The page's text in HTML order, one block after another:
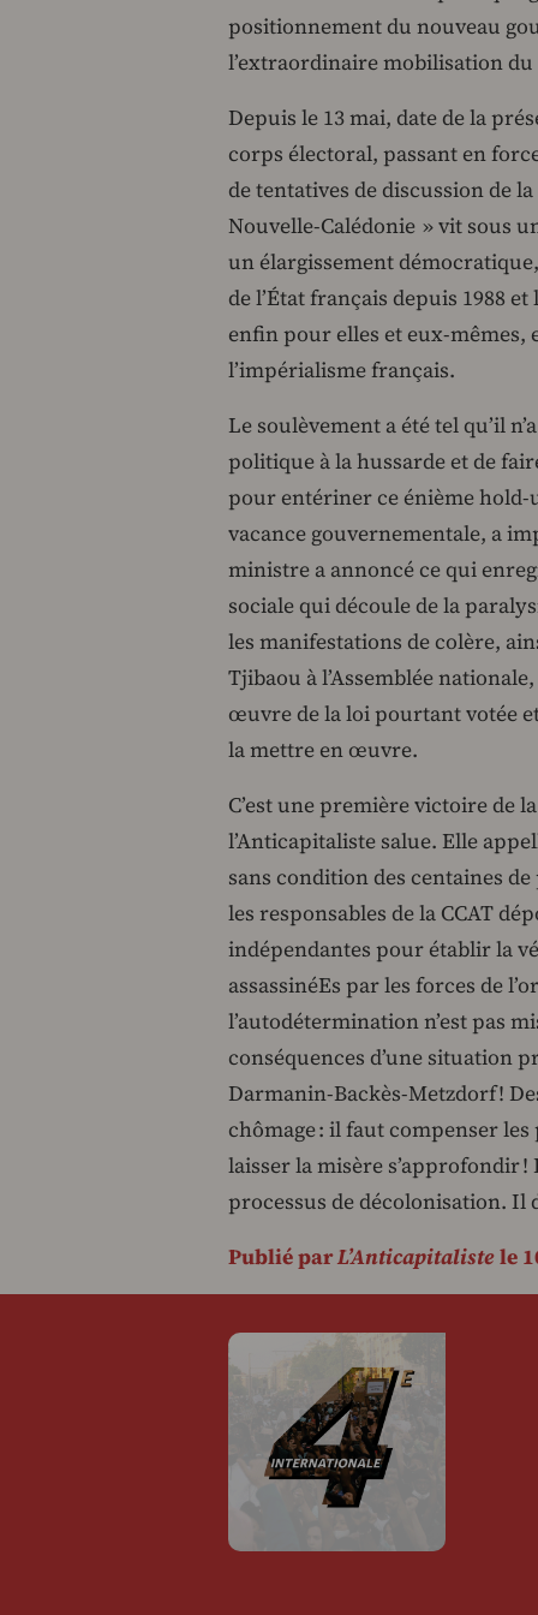
positionnement du nouveau
l’extraordinaire mobilisation du
Depuis le 13 mai, date de la
corps électoral, passant en
de tentatives de discussion de
Nouvelle-Calédonie » vit sous
un élargissement
de l’État français depuis 1988
enfin pour elles et eux-mêmes,
l’impérialisme français.
Le soulèvement a été tel qu’il
politique à la hussarde et de
pour entériner ce énième hold-
vacance gouvernementale, a
ministre a annoncé ce qui
sociale qui découle de la
les manifestations de colère,
Tjibaou à l’Assemblée
œuvre de la loi pourtant votée
la mettre en œuvre.
C’est une première victoire de
l’Anticapitaliste salue. Elle
sans condition des centaines
les responsables de la CCAT
indépendantes pour établir la
assassinéEs par les forces de
l’autodétermination n’est pas
conséquences d’une situation
Darmanin-Backès-Metzdorf !
chômage : il faut compenser
laisser la misère s’approfondir
processus de décolonisation. Il
Publié parL’Anticapitalistele